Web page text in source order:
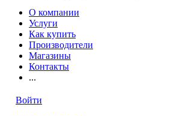
О компании
Услуги
Как купить
Производители
Магазины
Контакты
...
Войти